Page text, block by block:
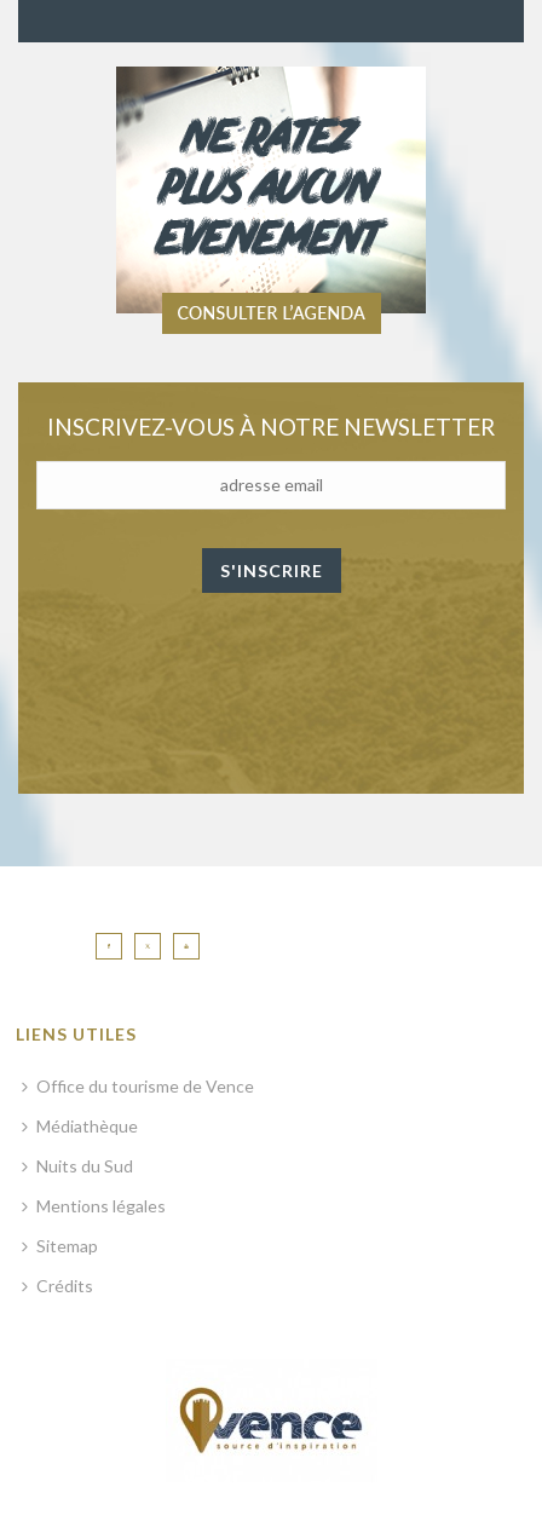
INSCRIVEZ-VOUS À NOTRE NEWSLETTER
LIENS UTILES
Office du tourisme de Vence
Médiathèque
Nuits du Sud
Mentions légales
Sitemap
Crédits